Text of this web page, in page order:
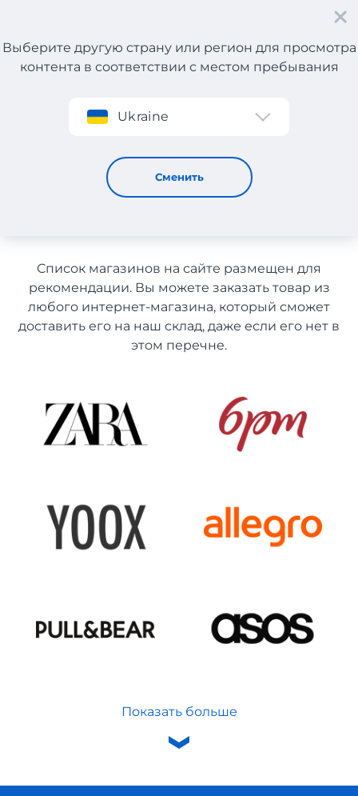
Регистрация
Выберите другую страну или регион для просмотра
контента в соответствии с местом пребывания
Ukraine
Сменить
Домашний текстиль с Греции с доставкой в Узбекистан
Домашний текстиль с
Греции с доставкой в
Список магазинов на сайте размещен для
рекомендации. Вы можете заказать товар из
любого интернет-магазина, который сможет
доставить его на наш склад, даже если его нет в
этом перечне.
Показать больше